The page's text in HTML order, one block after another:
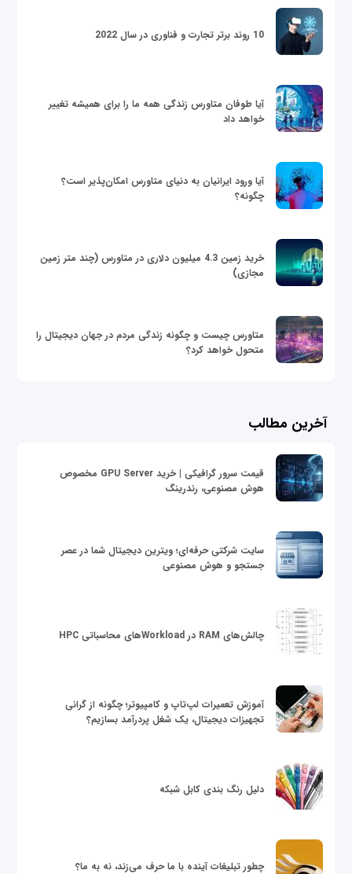
10 روند برتر تجارت و فناوری در سال 2022
آیا طوفان متاورس زندگی همه ما را برای همیشه تغییر
خواهد داد
آیا ورود ایرانیان به دنیای متاورس امکان‌پذیر است؟
چگونه؟
خرید زمین 4.3 میلیون دلاری در متاورس (چند متر زمین
مجازی)
متاورس چیست و چگونه زندگی مردم در جهان دیجیتال را
متحول خواهد کرد؟
آخرین مطالب
قیمت سرور گرافیکی | خرید GPU Server مخصوص
هوش مصنوعی، رندرینگ
سایت شرکتی حرفه‌ای؛ ویترین دیجیتال شما در عصر
جستجو و هوش مصنوعی
چالش‌های RAM در Workloadهای محاسباتی HPC
آموزش تعمیرات لپ‌تاپ و کامپیوتر؛ چگونه از گرانی
تجهیزات دیجیتال، یک شغل پردرآمد بسازیم؟
دلیل رنگ بندی کابل شبکه
چطور تبلیغات آینده با ما حرف می‌زند، نه به ما؟